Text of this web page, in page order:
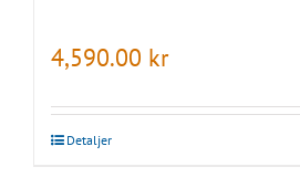
4,590.00 kr
Detaljer